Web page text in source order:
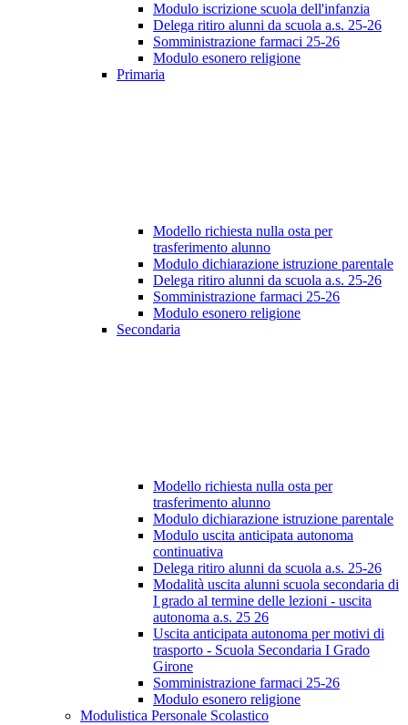
Modulo iscrizione scuola dell'infanzia
Delega ritiro alunni da scuola a.s. 25-26
Somministrazione farmaci 25-26
Modulo esonero religione
Primaria
Modello richiesta nulla osta per
trasferimento alunno
Modulo dichiarazione istruzione parentale
Delega ritiro alunni da scuola a.s. 25-26
Somministrazione farmaci 25-26
Modulo esonero religione
Secondaria
Modello richiesta nulla osta per
trasferimento alunno
Modulo dichiarazione istruzione parentale
Modulo uscita anticipata autonoma
continuativa
Delega ritiro alunni da scuola a.s. 25-26
Modalità uscita alunni scuola secondaria di
I grado al termine delle lezioni - uscita
autonoma a.s. 25 26
Uscita anticipata autonoma per motivi di
trasporto - Scuola Secondaria I Grado
Girone
Somministrazione farmaci 25-26
Modulo esonero religione
Modulistica Personale Scolastico